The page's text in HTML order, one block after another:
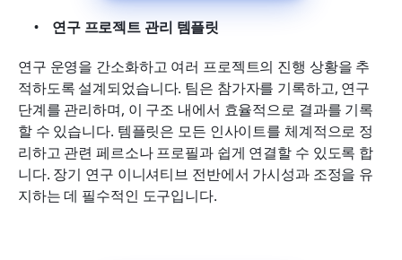
연구 프로젝트 관리 템플릿
연구 운영을 간소화하고 여러 프로젝트의 진행 상황을 추
적하도록 설계되었습니다. 팀은 참가자를 기록하고, 연구
단계를 관리하며, 이 구조 내에서 효율적으로 결과를 기록
할 수 있습니다. 템플릿은 모든 인사이트를 체계적으로 정
리하고 관련 페르소나 프로필과 쉽게 연결할 수 있도록 합
니다. 장기 연구 이니셔티브 전반에서 가시성과 조정을 유
지하는 데 필수적인 도구입니다.